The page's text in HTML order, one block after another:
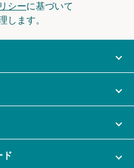
シーに基づいて
します。
ド